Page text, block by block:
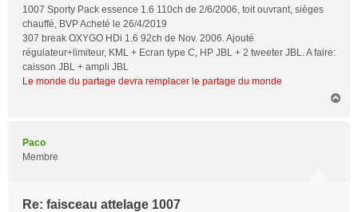
1007 Sporty Pack essence 1.6 110ch de 2/6/2006, toit ouvrant, sièges
chauffé, BVP Acheté le 26/4/2019
307 break OXYGO HDi 1.6 92ch de Nov. 2006. Ajouté
régulateur+limiteur, KML + Ecran type C, HP JBL + 2 tweeter JBL. A faire:
caisson JBL + ampli JBL
Le monde du partage devra remplacer le partage du monde
Paco
Membre
Re: faisceau attelage 1007